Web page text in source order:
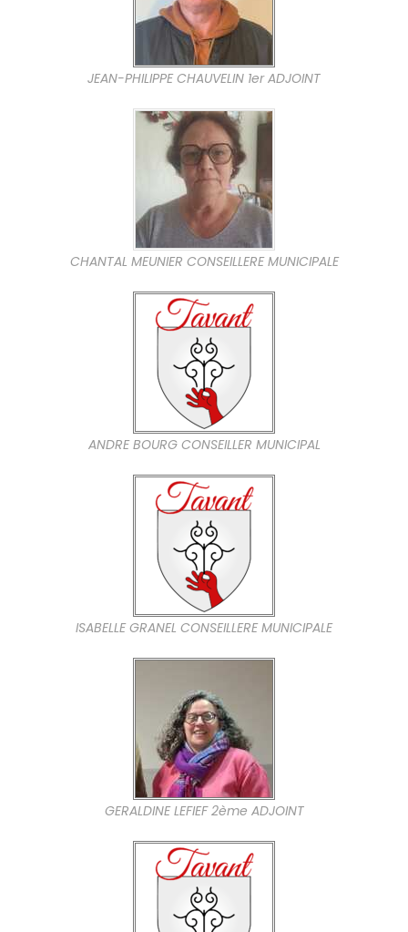
JEAN-PHILIPPE CHAUVELIN 1er ADJOINT
CHANTAL MEUNIER CONSEILLERE MUNICIPALE
ANDRE BOURG CONSEILLER MUNICIPAL
ISABELLE GRANEL CONSEILLERE MUNICIPALE
GERALDINE LEFIEF 2ème ADJOINT